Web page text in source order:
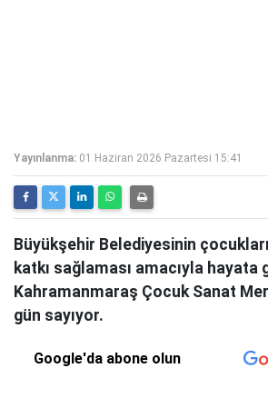
Yayınlanma: 01 Haziran 2026 Pazartesi 15:41
Büyükşehir Belediyesinin
katkı sağlaması amacıyla hayata
Kahramanmaraş Çocuk Sanat
gün sayıyor.
Google'da abone olun